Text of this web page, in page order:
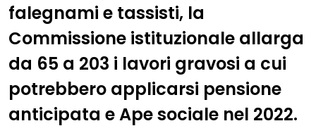
falegnami e tassisti, la
Commissione istituzionale allarga
da 65 a 203 i lavori gravosi a cui
potrebbero applicarsi pensione
anticipata e Ape sociale nel 2022.